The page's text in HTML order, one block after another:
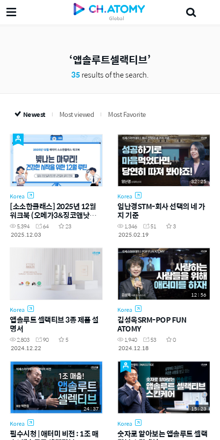
Global
앱솔루트셀랙티브
35results of the search.
Newest Most viewed Most Favorite
Korea
[소소한클래스] 2025년 12월
워크북 (오메가3&징코앤낫토,
앱솔루트 셀랙티브 스킨케어, 보
습윤광 피부표현 패키
5,394 64
23
2025.12.03
32 : 25
Korea
임난경STM-회사 선택의 네 가
지 기준
1,346 51
3
2025.02.19
Korea
앱솔루트 셀랙티브 3종 제품 설
명서
2,803 90
5
2024.12.22
12 : 56
Korea
김성옥SRM-POP FUN
ATOMY
1,940 53
0
2024.12.18
24 : 37
Korea
필수시청 | 애터미 비전 : 1조 매
15 : 23
Korea
숫자로 알아보는 앱솔루트 셀랙